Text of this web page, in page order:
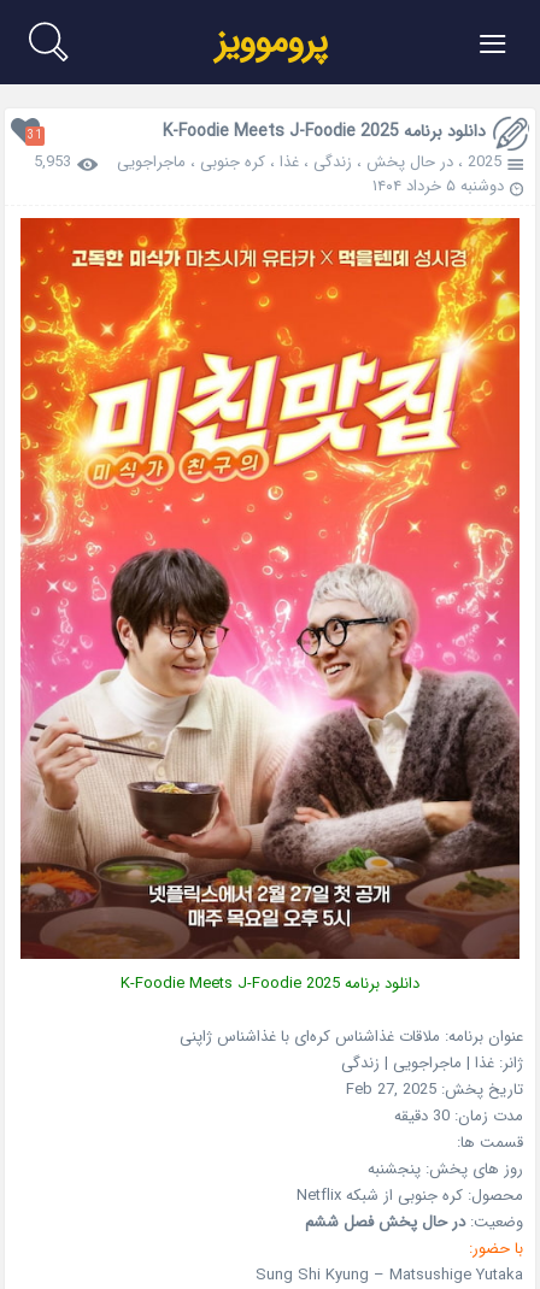
≡ پروموویز
دانلود برنامه K-Foodie Meets J-Foodie 2025 31
2025 ،در حال پخش ، زندگی ،غذا ،کره جنوبی ، ماجراجویی
5,953
دوشنبه ۵ خرداد ۱۴۰۴
دانلود برنامهK-Foodie Meets J-Foodie 2025
عنوان برنامه: ملاقات غذاشناس کره‌ای با غذاشناس ژاپنی
ژانر:غذا | ماجراجویی | زندگی
تاریخ پخش:Feb 27, 2025
مدت زمان:30 دقیقه
قسمت ها:
روز های پخش:پنجشنبه
محصول:کره جنوبی از شبکهNetflix
وضعیت:در حال پخش فصل ششم
با حضور:
Sung Shi Kyung – Matsushige Yutaka